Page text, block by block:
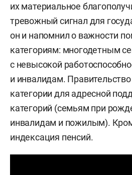
их материальное
тревожный сигнал для
он и напомнил о важности
категориям: многодетным
с невысокой
и инвалидам.
категории для адресной
категорий (семьям при
инвалидам и пожилым).
индексация пенсий.